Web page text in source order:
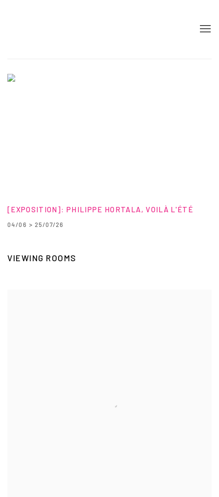
[EXPOSITION]: PHILIPPE HORTALA, VOILÀ L'ÉTÉ
04/06 > 25/07/26
VIEWING ROOMS